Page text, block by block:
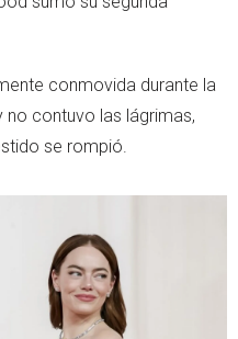
conmovida durante la
contuvo las lágrimas,
se rompió.